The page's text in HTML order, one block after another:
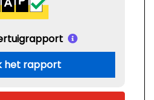
het rapport